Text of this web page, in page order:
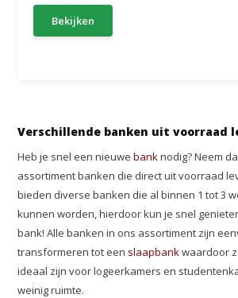
Bekijken
Verschillende banken uit voorraad
Heb je snel een nieuwebanknodig? Neem
assortiment banken die direct uit voorraad
bieden diverse banken die al binnen 1 tot 3
kunnen worden, hierdoor kun je snel
bank! Alle banken in ons assortiment zijn
transformeren tot een slaapbankwaardoor
ideaal zijn voor logeerkamers en
weinig ruimte.